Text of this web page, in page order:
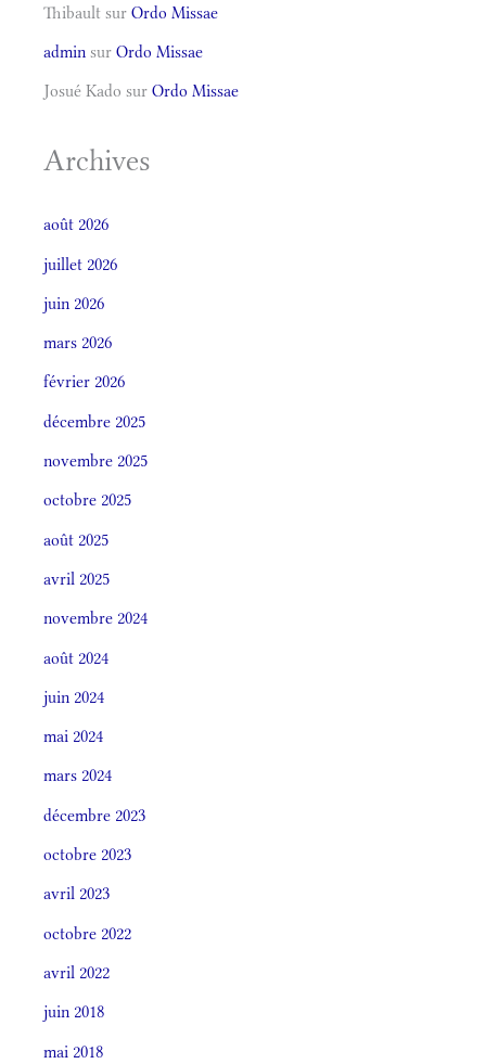
Thibault sur Ordo Missae
admin sur Ordo Missae
Josué Kado sur Ordo Missae
Archives
août 2026
juillet 2026
juin 2026
mars 2026
février 2026
décembre 2025
novembre 2025
octobre 2025
août 2025
avril 2025
novembre 2024
août 2024
juin 2024
mai 2024
mars 2024
décembre 2023
octobre 2023
avril 2023
octobre 2022
avril 2022
juin 2018
mai 2018